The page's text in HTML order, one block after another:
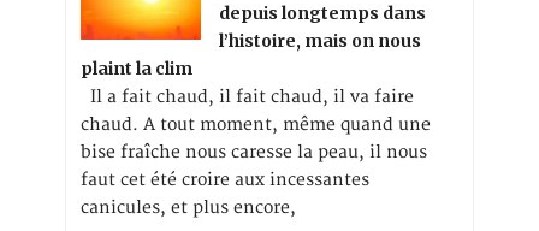
depuis longtemps dans
l’histoire, mais on nous
plaint la clim
Il a fait chaud, il fait chaud, il va faire
chaud. A tout moment, même quand une
bise fraîche nous caresse la peau, il nous
faut cet été croire aux incessantes
canicules, et plus encore,